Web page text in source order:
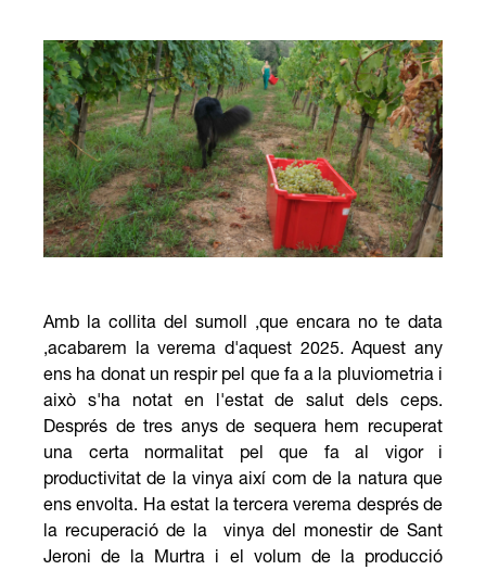
Amb la collita del sumoll ,que encara no te data
,acabarem la verema d'aquest 2025. Aquest any
ens ha donat un respir pel que fa a la pluviometria i
això s'ha notat en l'estat de salut dels ceps.
Després de tres anys de sequera hem recuperat
una certa normalitat pel que fa al vigor i
productivitat de la vinya així com de la natura que
ens envolta. Ha estat la tercera verema després de
la recuperació de la vinya del monestir de Sant
Jeroni de la Murtra i el volum de la producció